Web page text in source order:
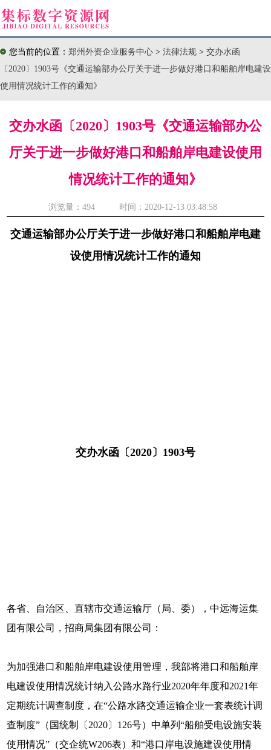
您当前的位置： 郑州外资企业服务中心 > 法律法规 > 交办水函
〔2020〕1903号《交通运输部办公厅关于进一步做好港口和船舶岸电建设
使用情况统计工作的通知》
交办水函〔2020〕1903号《交通运输部办公
厅关于进一步做好港口和船舶岸电建设使用
情况统计工作的通知》
浏览量： 494 时间：2020-12-13 03:48:58
交通运输部办公厅关于进一步做好港口和船舶岸电建
设使用情况统计工作的通知
交办水函〔2020〕1903号
各省、自治区、直辖市交通运输厅（局、委），中远海运集
团有限公司，招商局集团有限公司：
为加强港口和船舶岸电建设使用管理，我部将港口和船舶岸
电建设使用情况统计纳入公路水路行业2020年年度和2021年
定期统计调查制度，在“公路水路交通运输企业一套表统计调
查制度”（国统制〔2020〕126号）中单列“船舶受电设施安装
使用情况”（交企统W206表）和“港口岸电设施建设使用情